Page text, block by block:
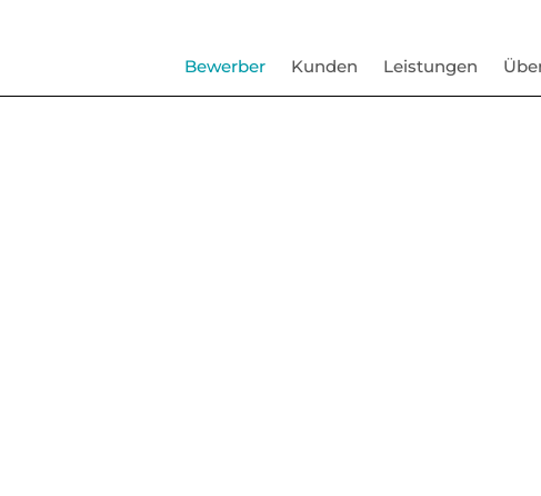
Bewerber Kunden Leistungen